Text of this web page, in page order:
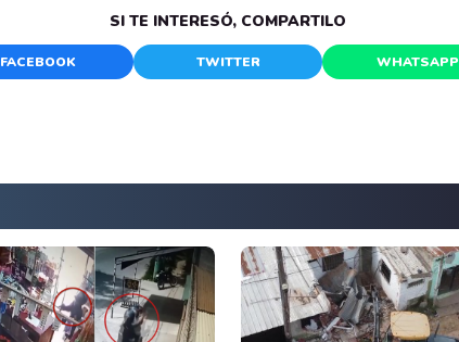
SI TE INTERESÓ, COMPARTILO
FACEBOOK TWITTER WHATSAPP